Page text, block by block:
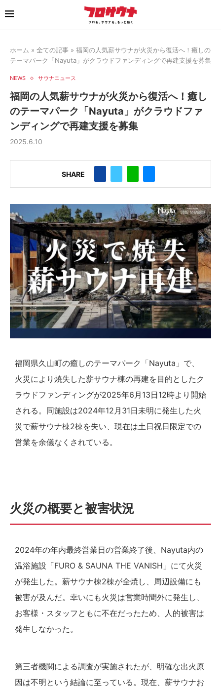
ホーム » 全ての記事 » 福岡の人気薪サウナが火災から復活へ！癒しの
テーマパーク「Nayuta」がクラウドファンディングで再建支援を募集
NEWS サウナニュース
福岡の人気薪サウナが火災から復活へ！癒し
のテーマパーク「Nayuta」がクラウドファ
ンディングで再建支援を募集
2025.6.10
SHARE
福岡県久山町の癒しのテーマパーク「Nayuta」で、
火災により焼失した薪サウナ棟の再建を目的としたク
ラウドファンディングが2025年6月13日12時より開始
される。同施設は2024年12月31日未明に発生した火
災で薪サウナ棟2棟を失い、現在は土日祝日限定での
営業を余儀なくされている。
火災の概要と被害状況
2024年の年内最終営業日の営業終了後、Nayuta内の
温浴施設「FURO & SAUNA THE VANISH」にて火災
が発生した。薪サウナ棟2棟が全焼し、周辺設備にも
被害が及んだ。幸いにも火災は営業時間外に発生し、
お客様・スタッフともに不在だったため、人的被害は
発生しなかった。
第三者機関による調査が実施されたが、明確な出火原
因は不明という結論に至っている。現在、薪サウナお